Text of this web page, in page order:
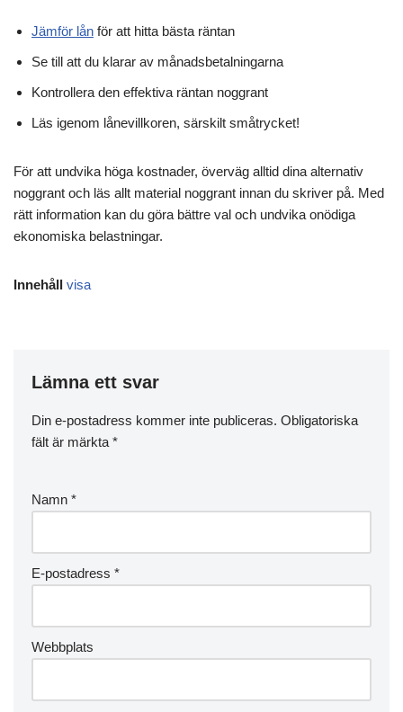
Jämför lån för att hitta bästa räntan
Se till att du klarar av månadsbetalningarna
Kontrollera den effektiva räntan noggrant
Läs igenom lånevillkoren, särskilt småtrycket!
För att undvika höga kostnader, överväg alltid dina alternativ
noggrant och läs allt material noggrant innan du skriver på. Med
rätt information kan du göra bättre val och undvika onödiga
ekonomiska belastningar.
Innehåll visa
Lämna ett svar
Din e-postadress kommer inte publiceras. Obligatoriska
fält är märkta *
Namn *
E-postadress *
Webbplats